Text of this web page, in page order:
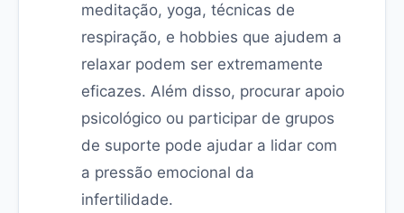
meditação, yoga, técnicas de
respiração, e hobbies que ajudem a
relaxar podem ser extremamente
eficazes. Além disso, procurar apoio
psicológico ou participar de grupos
de suporte pode ajudar a lidar com
a pressão emocional da
infertilidade.